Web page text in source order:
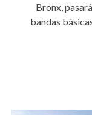
Bronx,
bandas